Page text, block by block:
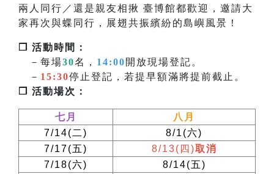
兩人同行／還是親友相揪 臺博館都歡迎，邀請大
家再次與蝶同行，展翅共振繽紛的島嶼風景！
❐ 活動時間：
－每場30名， 14:00 開放現場登記。
－ 15:30停止登記，若提早額滿將提前截止。
❐ 活動場次：
七月
八月
7/14( 二 ) 8/1(六)
7/17(五) 8/13( 四 )取消
7/18(六) 8/14(五)